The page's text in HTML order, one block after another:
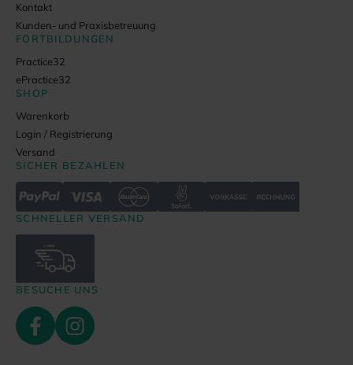
Kontakt
Kunden- und Praxisbetreuung
FORTBILDUNGEN
Practice32
ePractice32
SHOP
Warenkorb
Login / Registrierung
Versand
SICHER BEZAHLEN
SCHNELLER VERSAND
BESUCHE UNS